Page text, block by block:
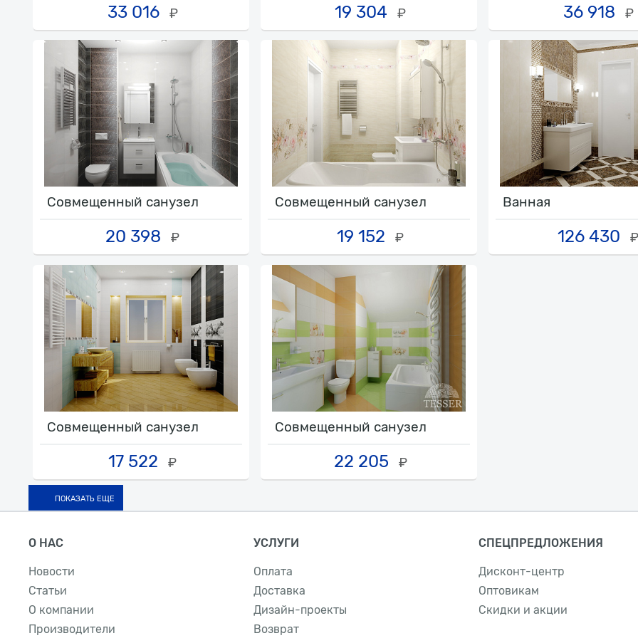
33 016 ₽ 19 304 ₽ 36 918 ₽
Совмещенный санузел
20 398 ₽
Совмещенный санузел
19 152 ₽
Ванная
126 430
Совмещенный санузел
17 522 ₽
Совмещенный санузел
22 205 ₽
ПОКАЗАТЬ ЕЩЕ
О НАС
Новости
Статьи
О компании
Производители
УСЛУГИ
Оплата
Доставка
Дизайн-проекты
Возврат
СПЕЦПРЕДЛОЖЕНИЯ
Дисконт-центр
Оптовикам
Скидки и акции